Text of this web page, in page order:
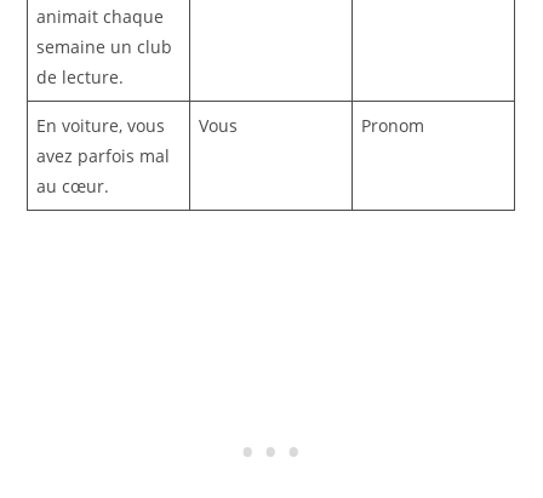
animait chaque
semaine un club
de lecture.
En voiture, vous
avez parfois mal
au cœur.
Vous Pronom